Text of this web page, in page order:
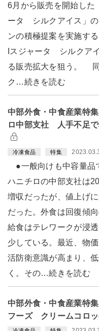
6月から販売を開始した
ータ シルクアイス」の
ンの積極提案を実施す
Iスジャータ シルクア
る販売拡大を狙う。
ク…続きを読む
中部外食・中食産業特
ロ中部支社 人手不足
冷凍食品 特集
●一般向けも中容量
ハニチロの中部支社は
増収だったが、値上げ
だった。外食は回復傾
給食はテレワークが浸
少している。最近、物
活防衛意識が高まり、
く。その…続きを読む
中部外食・中食産業特
フーズ クリームコロ